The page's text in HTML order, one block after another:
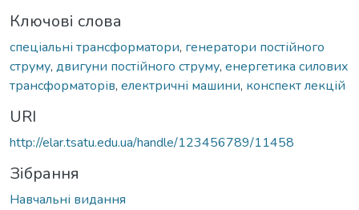
Ключові слова
спеціальні трансформатори, генератори постійного
струму, двигуни постійного струму, енергетика силових
трансформаторів, електричні машини, конспект лекцій
URI
http://elar.tsatu.edu.ua/handle/123456789/11458
Зібрання
Навчальні видання